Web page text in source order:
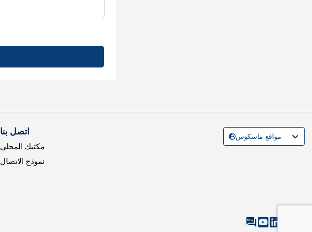
اتصل بنا
مكتبك المحلي
نموذج الاتصال
مواقع ماسكوس